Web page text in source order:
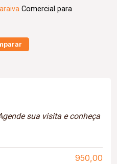
Comercial para
sua visita e conheça
950,00